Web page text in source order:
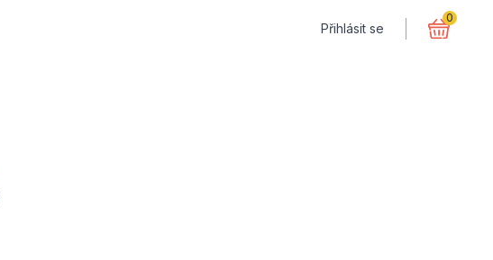
Přihlásit se
0